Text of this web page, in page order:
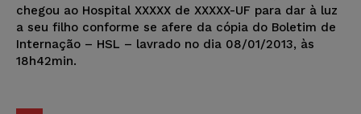
chegou ao Hospital XXXXX de XXXXX-UF para dar à luz
a seu filho conforme se afere da cópia do Boletim de
Internação – HSL – lavrado no dia 08/01/2013, às
18h42min.